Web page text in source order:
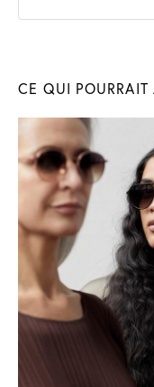
CE QUI POURRAIT
de soleil